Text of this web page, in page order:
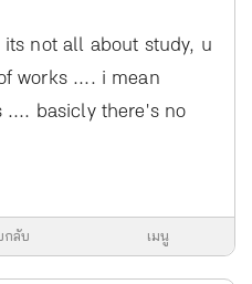
not all about study, u
works .... i mean
basicly there's no
กลับ เมนู